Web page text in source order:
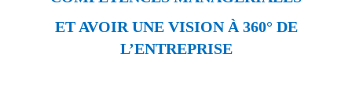
ET AVOIR UNE VISION À 360° DE
L’ENTREPRISE